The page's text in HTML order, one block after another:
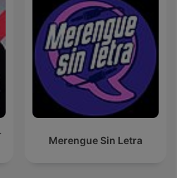
Merengue Sin Letra